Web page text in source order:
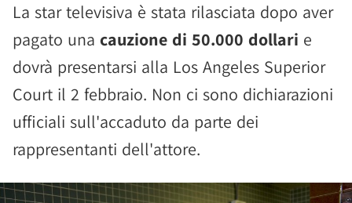
La star televisiva è stata rilasciata dopo aver
pagato una cauzione di 50.000 dollari e
dovrà presentarsi alla Los Angeles Superior
Court il 2 febbraio. Non ci sono dichiarazioni
ufficiali sull'accaduto da parte dei
rappresentanti dell'attore.